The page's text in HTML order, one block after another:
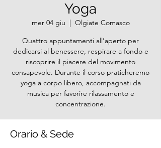
Yoga
mer 04 giu
  |
Olgiate Comasco
Quattro appuntamenti all’aperto per
dedicarsi al benessere, respirare a fondo e
riscoprire il piacere del movimento
consapevole. Durante il corso praticheremo
yoga a corpo libero, accompagnati da
musica per favorire rilassamento e
concentrazione.
Orario & Sede